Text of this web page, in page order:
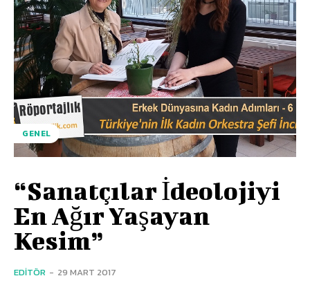
GENEL
“Sanatçılar İdeolojiyi
En Ağır Yaşayan
Kesim”
EDITÖR - 29 MART 2017